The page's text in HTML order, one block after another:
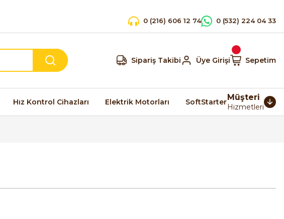
0 (216) 606 12 74 0 (532) 224 04 33
Sipariş Takibi Üye Girişi Sepetim
Hız Kontrol Cihazları Elektrik Motorları SoftStarterMüşteri
Hizmetleri